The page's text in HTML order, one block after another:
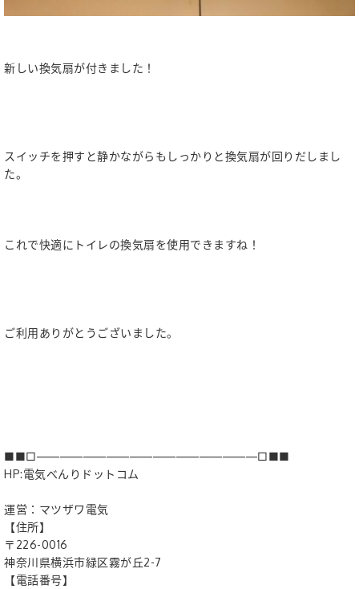
新しい換気扇が付きました！
スイッチを押すと静かながらもしっかりと換気扇が回りだしまし
た。
これで快適にトイレの換気扇を使用できますね！
ご利用ありがとうございました。
■■□―――――――――――――――――――□■■
HP:電気べんりドットコム
運営：マツザワ電気
【住所】
〒226-0016
神奈川県横浜市緑区霧が丘2-7
【電話番号】